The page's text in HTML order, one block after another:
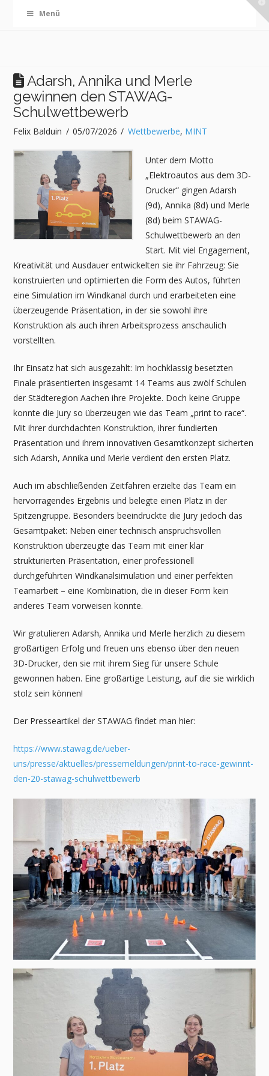
Menü
Adarsh, Annika und Merle
gewinnen den STAWAG-
Schulwettbewerb
Felix Balduin 05/07/2026 Wettbewerbe, MINT
Unter dem Motto
„Elektroautos aus dem 3D-
Drucker“ gingen Adarsh
(9d), Annika (8d) und Merle
(8d) beim STAWAG-
Schulwettbewerb an den
Start. Mit viel Engagement,
Kreativität und Ausdauer entwickelten sie ihr Fahrzeug: Sie
konstruierten und optimierten die Form des Autos, führten
eine Simulation im Windkanal durch und erarbeiteten eine
überzeugende Präsentation, in der sie sowohl ihre
Konstruktion als auch ihren Arbeitsprozess anschaulich
vorstellten.
Ihr Einsatz hat sich ausgezahlt: Im hochklassig besetzten
Finale präsentierten insgesamt 14 Teams aus zwölf Schulen
der Städteregion Aachen ihre Projekte. Doch keine Gruppe
konnte die Jury so überzeugen wie das Team „print to race“.
Mit ihrer durchdachten Konstruktion, ihrer fundierten
Präsentation und ihrem innovativen Gesamtkonzept sicherten
sich Adarsh, Annika und Merle verdient den ersten Platz.
Auch im abschließenden Zeitfahren erzielte das Team ein
hervorragendes Ergebnis und belegte einen Platz in der
Spitzengruppe. Besonders beeindruckte die Jury jedoch das
Gesamtpaket: Neben einer technisch anspruchsvollen
Konstruktion überzeugte das Team mit einer klar
strukturierten Präsentation, einer professionell
durchgeführten Windkanalsimulation und einer perfekten
Teamarbeit – eine Kombination, die in dieser Form kein
anderes Team vorweisen konnte.
Wir gratulieren Adarsh, Annika und Merle herzlich zu diesem
großartigen Erfolg und freuen uns ebenso über den neuen
3D-Drucker, den sie mit ihrem Sieg für unsere Schule
gewonnen haben. Eine großartige Leistung, auf die sie wirklich
stolz sein können!
Der Presseartikel der STAWAG findet man hier:
https://www.stawag.de/ueber-
uns/presse/aktuelles/pressemeldungen/print-to-race-gewinnt-
den-20-stawag-schulwettbewerb